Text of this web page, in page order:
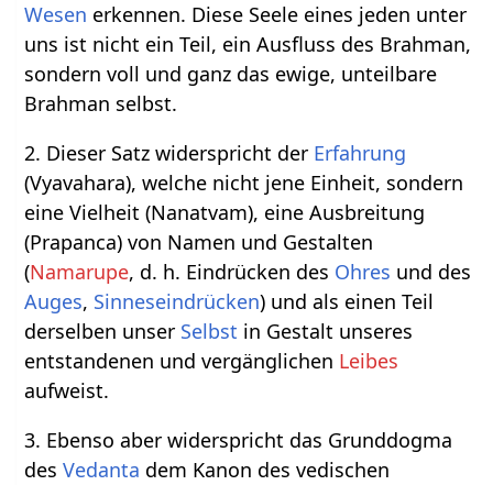
Wesen erkennen. Diese Seele eines jeden unter
uns ist nicht ein Teil, ein Ausfluss des Brahman,
sondern voll und ganz das ewige, unteilbare
Brahman selbst.
2. Dieser Satz widerspricht der Erfahrung
(Vyavahara), welche nicht jene Einheit, sondern
eine Vielheit (Nanatvam), eine Ausbreitung
(Prapanca) von Namen und Gestalten
(Namarupe, d. h. Eindrücken des Ohres und des
Auges, Sinneseindrücken) und als einen Teil
derselben unser Selbst in Gestalt unseres
entstandenen und vergänglichen Leibes
aufweist.
3. Ebenso aber widerspricht das Grunddogma
desVedanta dem Kanon des vedischen